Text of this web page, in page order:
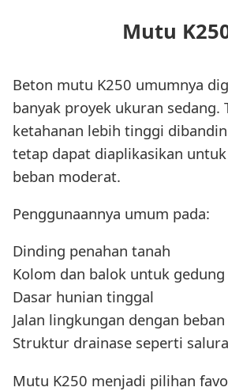
Mutu
Beton mutu K250 umumnya
banyak proyek ukuran sedang.
ketahanan lebih tinggi
tetap dapat diaplikasikan
beban moderat.
Penggunaannya umum pada:
Dinding penahan tanah
Kolom dan balok untuk
Dasar hunian tinggal
Jalan lingkungan dengan
Struktur drainase seperti
Mutu K250 menjadi pilihan